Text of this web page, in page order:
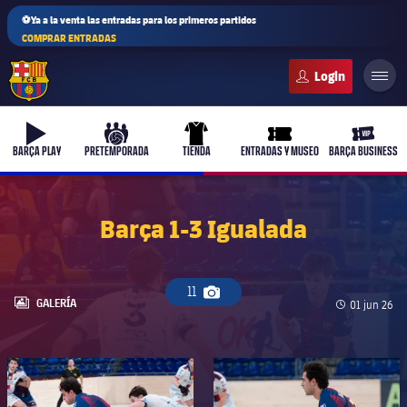
⚽Ya a la venta las entradas para los primeros partidos
COMPRAR ENTRADAS
b-play
BARÇA PLAY
culers-ball
PRETEMPORADA
uniform
TIENDA
ticket-full
ENTRADAS Y MUSEO
ticket-
BARÇA BUSINESS
Barça 1-3 Igualada
11
Icono de cámara
LABEL.ARIA.GALLERY
GALERÍA Fecha de
01 jun 26
FC Barcelona club badge FC Barcelona club badge